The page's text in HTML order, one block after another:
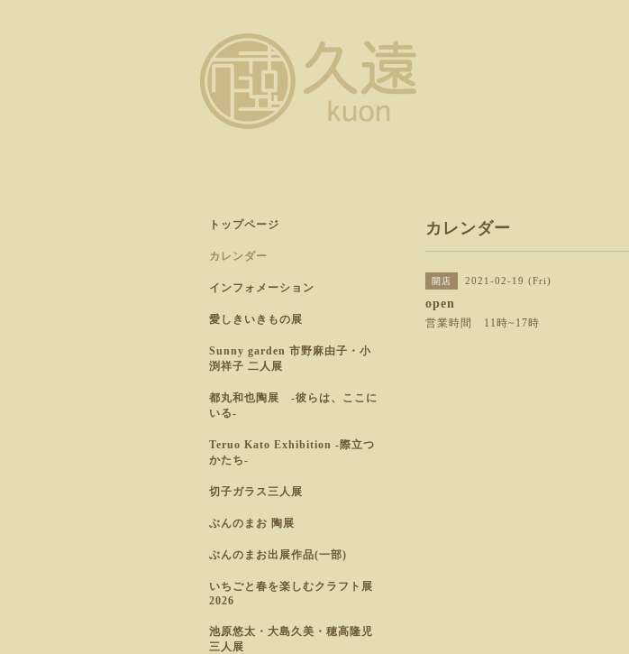
カレンダー
開店 2021-02-19 (Fri)
open
営業時間 11時~17時
トップページ
カレンダー
インフォメーション
愛しきいきもの展
Sunny garden 市野麻由子・小
渕祥子 二人展
都丸和也陶展 -彼らは、ここに
いる-
Teruo Kato Exhibition -際立つ
かたち-
切子ガラス三人展
ぶんのまお 陶展
ぶんのまお出展作品(一部)
いちごと春を楽しむクラフト展
2026
池原悠太・大島久美・穂高隆児
三人展